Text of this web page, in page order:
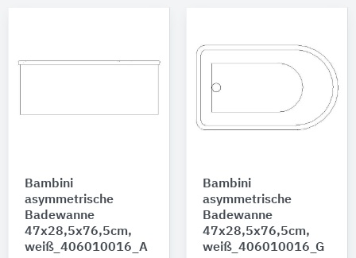
Bambini
asymmetrische
Badewanne
47x28,5x76,5cm,
weiß_406010016_A
Bambini
asymmetrische
Badewanne
47x28,5x76,5cm,
weiß_406010016_G